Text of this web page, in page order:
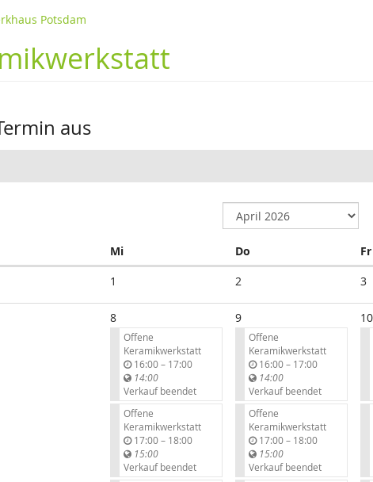
Potsdam
aus
MiMittwoch Do Fr
1 2 3
8
Offene
Keramikwerkstatt
16:00–b
s
17:00
14:00
Verkauf beendet
Offene
Keramikwerkstatt
17:00–b
s
18:00
15:00
Verkauf beendet
9
Offene
Keramikwerkstatt
16:00–b
s
17:00
14:00
Verkauf beendet
Offene
Keramikwerkstatt
17:00–b
s
18:00
15:00
Verkauf beendet
10